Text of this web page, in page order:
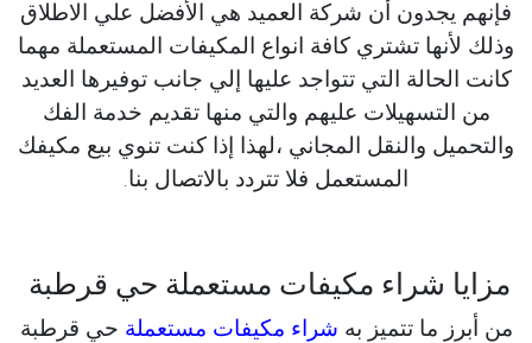
فإنهم يجدون أن شركة العميد هي الأفضل علي الاطلاق
وذلك لأنها تشتري كافة انواع المكيفات المستعملة مهما
كانت الحالة التي تتواجد عليها إلي جانب توفيرها العديد
من التسهيلات عليهم والتي منها تقديم خدمة الفك
والتحميل والنقل المجاني ،لهذا إذا كنت تنوي بيع مكيفك
المستعمل فلا تتردد بالاتصال بنا.
مزايا شراء مكيفات مستعملة حي قرطبة
من أبرز ما تتميز به شراء مكيفات مستعملة حي قرطبة